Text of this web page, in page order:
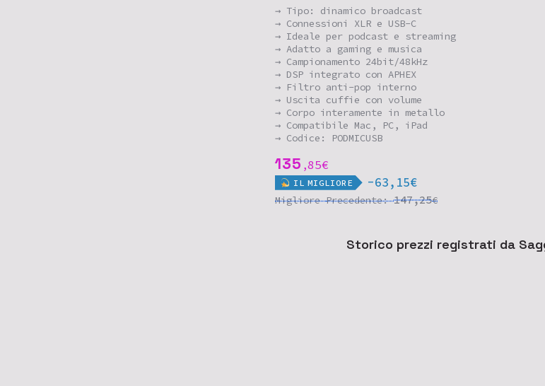
→ Tipo: dinamico broadcast
→ Connessioni XLR e USB-C
→ Ideale per podcast e streaming
→ Adatto a gaming e musica
→ Campionamento 24bit/48kHz
→ DSP integrato con APHEX
→ Filtro anti-pop interno
→ Uscita cuffie con volume
→ Corpo interamente in metallo
→ Compatibile Mac, PC, iPad
→ Codice: PODMICUSB
135 ,85€
IL MIGLIORE -63,15€
MigliorePrecedente:147,25€
Storico prezzi registrati da